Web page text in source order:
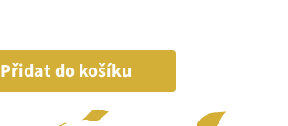
Přidat do košíku